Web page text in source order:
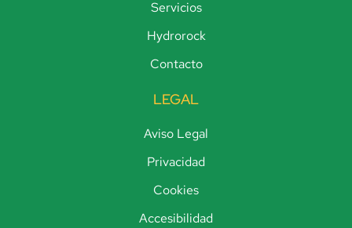
Servicios
Hydrorock
Contacto
LEGAL
Aviso Legal
Privacidad
Cookies
Accesibilidad